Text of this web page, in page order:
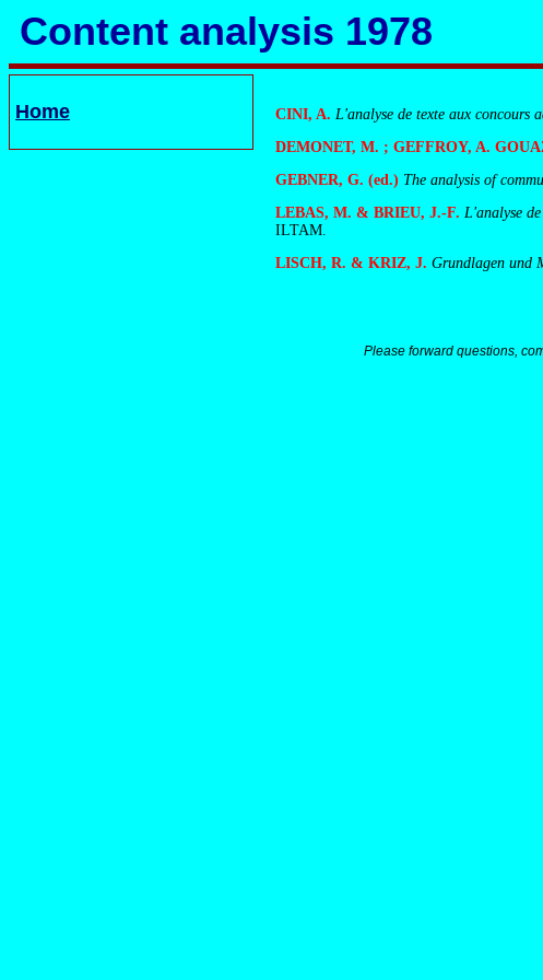
Content analysis 1978
Home CINI, A.L'analyse de texte aux concours
DEMONET, M. ; GEFFROY, A.
GEBNER, G. (ed.) The analysis of
LEBAS, M. & BRIEU, J.-F. L'analyse
ILTAM.
LISCH, R. & KRIZ, J. Grundlagen und
Please forward questions,